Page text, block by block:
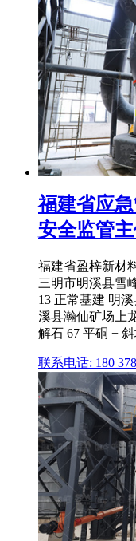
福建省应
安全监管
福建省盈梓新材
三明市明溪县雪
13 正常基建 明
溪县瀚仙矿场上
解石 67 平硐 +
联系电话: 180